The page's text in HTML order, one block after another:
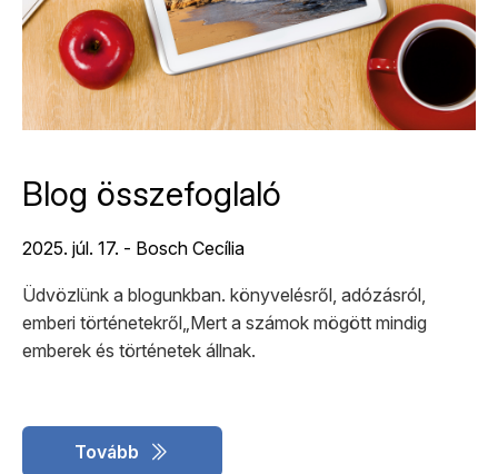
Blog összefoglaló
2025. júl. 17. - Bosch Cecília
Üdvözlünk a blogunkban. könyvelésről, adózásról,
emberi történetekről„Mert a számok mögött mindig
emberek és történetek állnak.
Tovább